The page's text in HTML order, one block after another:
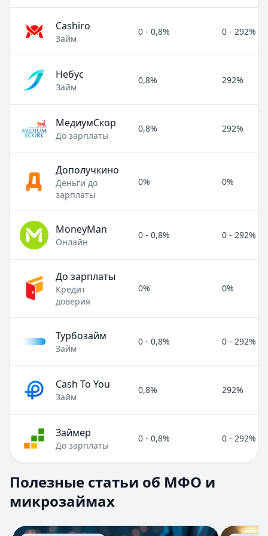
Cashiro
Займ
0 - 0,8% 0 - 292%
Небус
Займ
0,8% 292%
МедиумСкор
До зарплаты
0,8% 292%
Дополучкино
Деньги до
зарплаты
0% 0%
MoneyMan
Онлайн
0 - 0,8% 0 - 292%
До зарплаты
Кредит
доверия
0% 0%
Турбозайм
Займ
0 - 0,8% 0 - 292%
Cash To You
Займ
0,8% 292%
Займер
До зарплаты
0 - 0,8% 0 - 292%
Раздел:МФО и микрозаймы. Всего статей: 8.
Займ под расписку
Нужны деньги срочно? Рассмотрите займ под
Опубликовано:17 ноября 2025 г.
Полезные статьи об МФО и
микрозаймах
Перейти к статье:Займ под расписку Перейти